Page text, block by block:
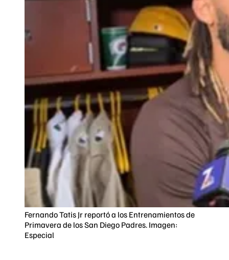
Fernando Tatis Jr reportó a los Entrenamientos de
Primavera de los San Diego Padres. Imagen:
Especial